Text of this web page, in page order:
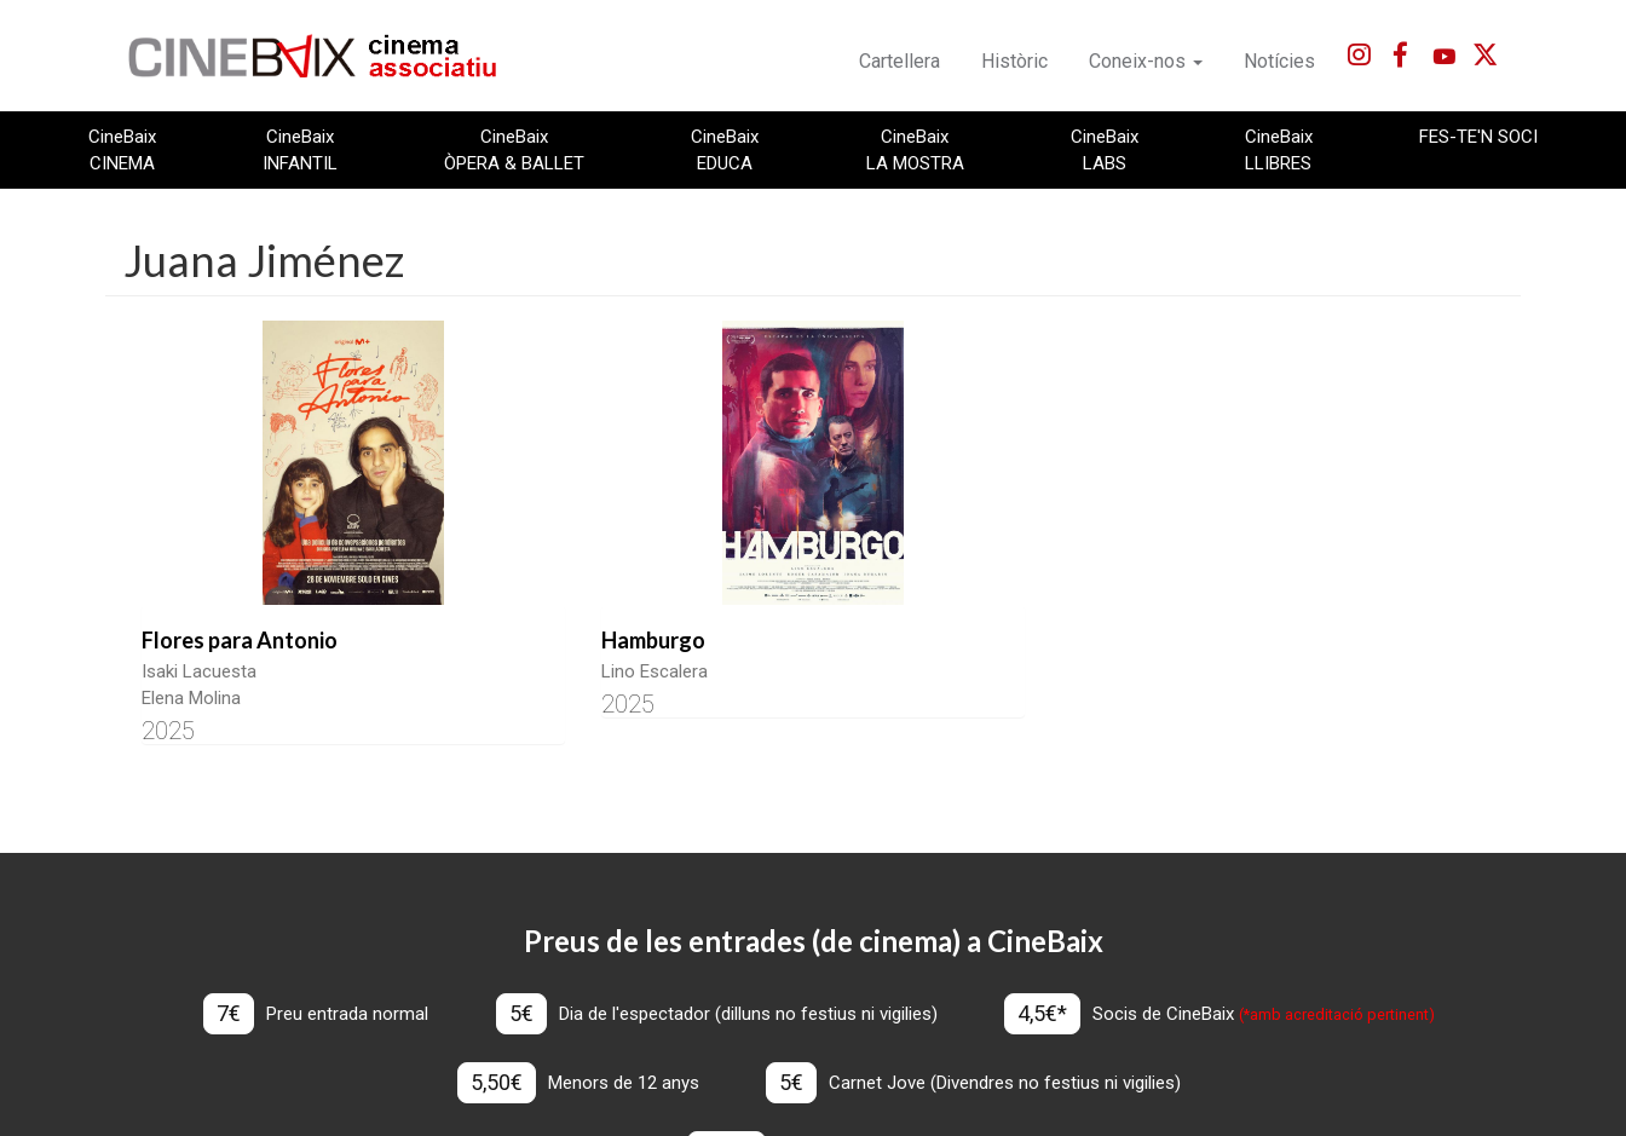
Cartellera Històric Coneix-nos Notícies
CineBaix
CINEMA
CineBaix
INFANTIL
CineBaix
ÒPERA & BALLET
CineBaix
EDUCA
CineBaix
LA MOSTRA
CineBaix
LABS
CineBaix
LLIBRES
FES-TE'N SOCI
Juana Jiménez
Flores para Antonio
Isaki Lacuesta
Elena Molina
2025
Hamburgo
Lino Escalera
2025
Preus de les entrades (de cinema) a CineBaix
7€ Preu entrada normal 5€ Dia de l'espectador (dilluns no festius ni vigilies) 4,5€* Socis de CineBaix(*amb acreditació pertinent)
5,50€ Menors de 12 anys 5€ Carnet Jove (Divendres no festius ni vigilies)